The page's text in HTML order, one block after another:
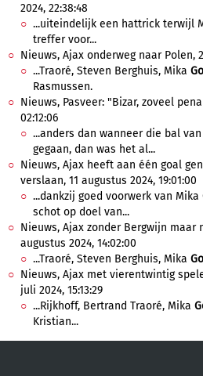
2024, 22:38:48
...uiteindelijk een hattrick terwijl
treffer voor...
Nieuws, Ajax onderweg naar Polen,
...Traoré, Steven Berghuis, Mika
Rasmussen.
Nieuws, Pasveer: "Bizar, zoveel
02:12:06
...anders dan wanneer die bal
gegaan, dan was het al...
Nieuws, Ajax heeft aan één goal
verslaan, 11 augustus 2024, 19:01:00
...dankzij goed voorwerk van Mika
schot op doel van...
Nieuws, Ajax zonder Bergwijn maar
augustus 2024, 14:02:00
...Traoré, Steven Berghuis, Mika
Nieuws, Ajax met vierentwintig
juli 2024, 15:13:29
...Rijkhoff, Bertrand Traoré, Mika
Kristian...